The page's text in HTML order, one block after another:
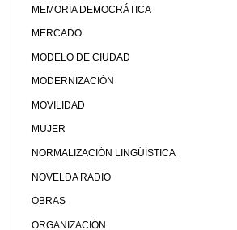
MEMORIA DEMOCRÁTICA
MERCADO
MODELO DE CIUDAD
MODERNIZACIÓN
MOVILIDAD
MUJER
NORMALIZACIÓN LINGÜÍSTICA
NOVELDA RADIO
OBRAS
ORGANIZACIÓN